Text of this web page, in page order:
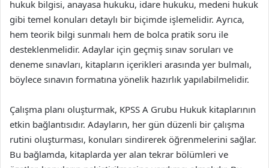
hukuk bilgisi, anayasa hukuku, idare hukuku, medeni hukuk
gibi temel konuları detaylı bir biçimde işlemelidir. Ayrıca,
hem teorik bilgi sunmalı hem de bolca pratik soru ile
desteklenmelidir. Adaylar için geçmiş sınav soruları ve
deneme sınavları, kitapların içerikleri arasında yer bulmalı,
böylece sınavın formatına yönelik hazırlık yapılabilmelidir.
Çalışma planı oluşturmak, KPSS A Grubu Hukuk kitaplarının
etkin bağlantısıdır. Adayların, her gün düzenli bir çalışma
rutini oluşturması, konuları sindirerek öğrenmelerini sağlar.
Bu bağlamda, kitaplarda yer alan tekrar bölümleri ve